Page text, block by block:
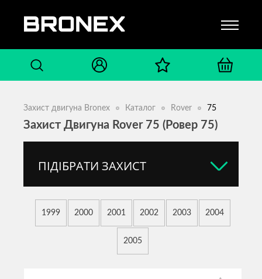
Захист двигуна Bronex Каталог Rover 75
Захист Двигуна Rover 75 (Ровер 75)
ПІДІБРАТИ ЗАХИСТ
1999 2000 2001 2002 2003 2004
2005